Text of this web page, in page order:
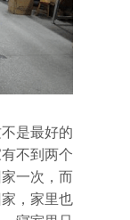
是最好的
不到两个
一次，而
，家里也